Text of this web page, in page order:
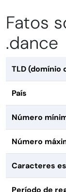
Fatos
.dance
TLD (domínio
País
Número
Número
Caracteres
Período de